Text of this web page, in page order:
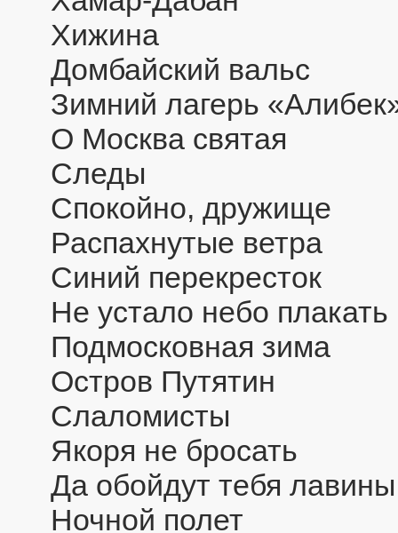
Хижина
Домбайский вальс
Зимний лагерь
О Москва святая
Следы
Спокойно, дружище
Распахнутые ветра
Синий перекресток
Не устало небо плакать
Подмосковная зима
Остров Путятин
Слаломисты
Якоря не бросать
Да обойдут тебя лавины
Ночной полет